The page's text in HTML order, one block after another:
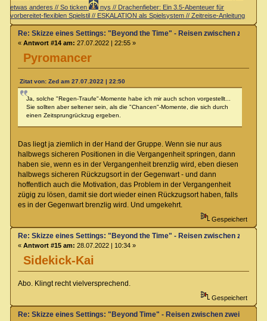
etwas anderes // So ticken
nys // Drachenfieber: Ein 3.5-Abenteuer für
vorbereitet-flexiblen Spielstil // ESKALATION als Spielsystem // Zeitreise-Anleitung
Pyromancer
Re: Skizze eines Settings: "Beyond the Time" - Reisen zwischen zwei
« Antwort #14 am: 27.07.2022 | 22:55 »
Zitat von: Zed am 27.07.2022 | 22:50
Ja, solche "Regen-Traufe"-Momente habe ich mir auch schon vorgestellt...
Sie sollten aber seltener sein, als die "Chancen"-Momente, die sich durch
einen Zeitsprungrückzug ergeben.
Das liegt ja ziemlich in der Hand der Gruppe. Wenn sie nur aus
halbwegs sicheren Positionen in die Vergangenheit springen, dann
haben sie, wenn es in der Vergangenheit brenzlig wird, eben diesen
halbwegs sicheren Rückzugsort in der Gegenwart - und dann
hoffentlich auch die Motivation, das Problem in der Vergangenheit
zügig zu lösen, damit sie dort wieder einen Rückzugsort haben, falls
es in der Gegenwart brenzlig wird. Und umgekehrt.
Gespeichert
Sidekick-Kai
Re: Skizze eines Settings: "Beyond the Time" - Reisen zwischen zwei
« Antwort #15 am: 28.07.2022 | 10:34 »
Abo. Klingt recht vielversprechend.
Gespeichert
Re: Skizze eines Settings: "Beyond Time" - Reisen zwischen zwei